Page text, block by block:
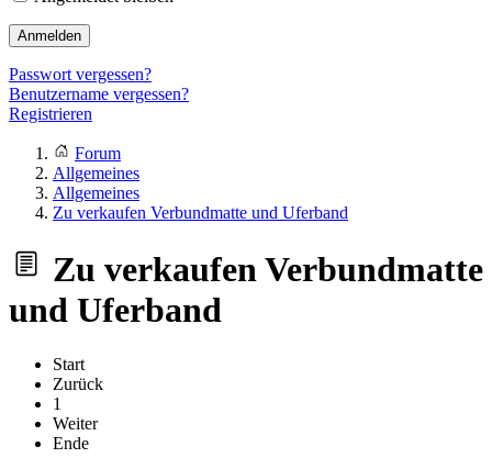
Anmelden
Passwort vergessen?
Benutzername vergessen?
Registrieren
Forum
Allgemeines
Allgemeines
Zu verkaufen Verbundmatte und Uferband
Zu verkaufen Verbundmatte
und Uferband
Start
Zurück
1
Weiter
Ende